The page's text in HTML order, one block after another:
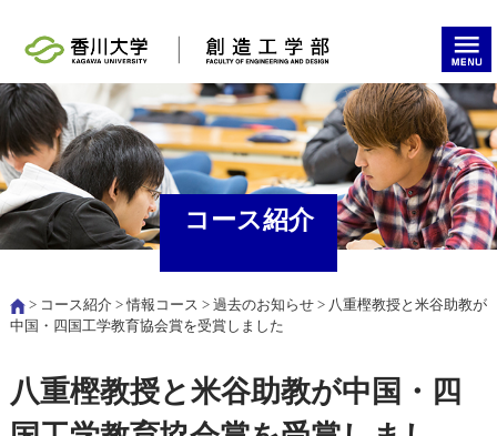
コース紹介
> コース紹介>情報コース > 過去のお知らせ> 八重樫教授と米谷助教が
中国・四国工学教育協会賞を受賞しました
八重樫教授と米谷助教が中国・四